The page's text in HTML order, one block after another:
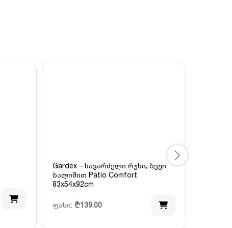
Gardex – სავარძელი რუხი, ბეჟი
ბალიშით Patio Comfort
83x54x92cm
ფასი: ₾139.00